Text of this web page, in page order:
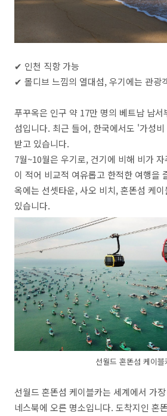
✔ 인천 직항 가능
✔ 몰디브 느낌의 열대섬, 우기에는 관광
푸꾸옥은 인구 약 17만 명의 베트남 남
섬입니다. 최근 들어, 한국에서도 '가성
받고 있습니다.
7월~10월은 우기로, 건기에 비해 비가
이 적어 비교적 여유롭고 한적한 여행을
옥에는 선셋타운, 사오 비치, 혼똔섬 케
있습니다.
선월드 혼똔섬 케이블
선월드 혼똔섬 케이블카는 세계에서 가
네스북에 오른 명소입니다. 도착지인 혼